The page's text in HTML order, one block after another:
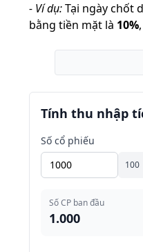
- Ví dụ:Tại ngày chốt
bằng tiền mặt là 10%,
Tính thu nhập
Số cổ phiếu
100
Số CP ban đầu
1.000